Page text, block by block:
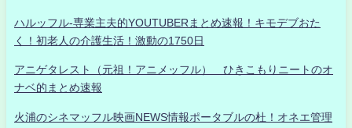
ハルッフル-専業主夫的YOUTUBERまとめ速報！キモデブおた
く！初老人の介護生活！激動の1750日
アニゲタレスト（元祖！アニメッフル） ひきこもりニートのオ
ナベ的まとめ速報
火浦のシネマッフル映画NEWS情報ポータブルの杜！オネエ管理